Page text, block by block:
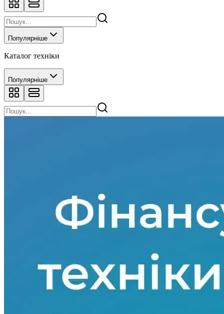
Популярніше
Каталог техніки
Популярніше